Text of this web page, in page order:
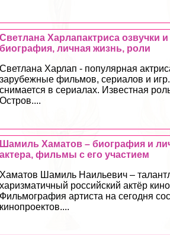
Светлана Харлапактриса озвучки
биография, личная жизнь, роли
Светлана Харлап - популярная
зарубежные фильмов, сериалов и
снимается в сериалах. Известная
Остров....
Шамиль Хаматов – биография и
актера, фильмы с его участием
Хаматов Шамиль Наильевич –
харизматичный российский актёр
Фильмография артиста на сегодня
кинопроектов....